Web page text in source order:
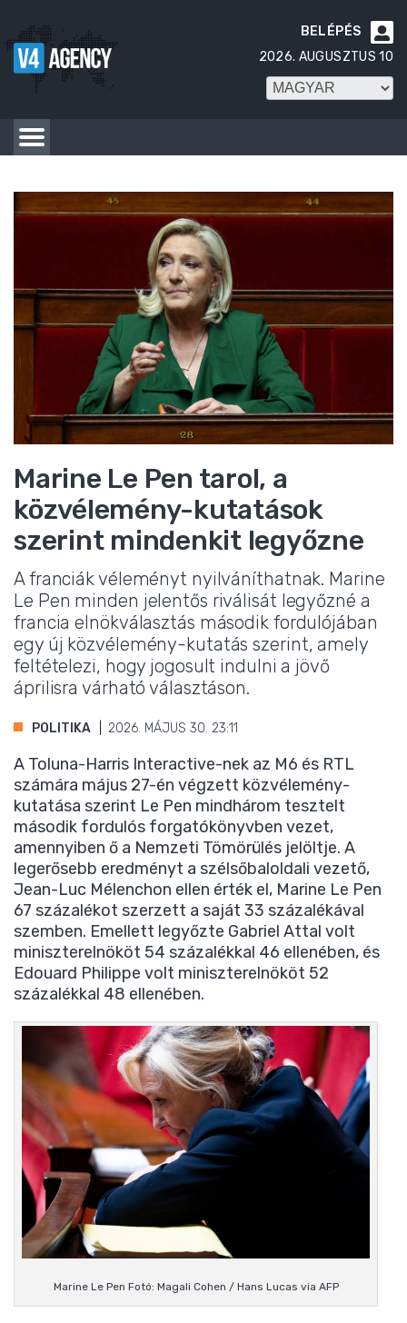

BELÉPÉS
2026. AUGUSZTUS 10
Marine Le Pen tarol, a
közvélemény-kutatások
szerint mindenkit legyőzne
A franciák véleményt nyilváníthatnak. Marine
Le Pen minden jelentős riválisát legyőzné a
francia elnökválasztás második fordulójában
egy új közvélemény-kutatás szerint, amely
feltételezi, hogy jogosult indulni a jövő
áprilisra várható választáson.
POLITIKA 2026. MÁJUS 30. 23:11
A Toluna-Harris Interactive-nek az M6 és RTL
számára május 27-én végzett közvélemény-
kutatása szerint Le Pen mindhárom tesztelt
második fordulós forgatókönyvben vezet,
amennyiben ő a Nemzeti Tömörülés jelöltje. A
legerősebb eredményt a szélsőbaloldali vezető,
Jean-Luc Mélenchon ellen érték el, Marine Le Pen
67 százalékot szerzett a saját 33 százalékával
szemben. Emellett legyőzte Gabriel Attal volt
miniszterelnököt 54 százalékkal 46 ellenében, és
Edouard Philippe volt miniszterelnököt 52
százalékkal 48 ellenében.
Marine Le Pen Fotó: Magali Cohen / Hans Lucas via AFP